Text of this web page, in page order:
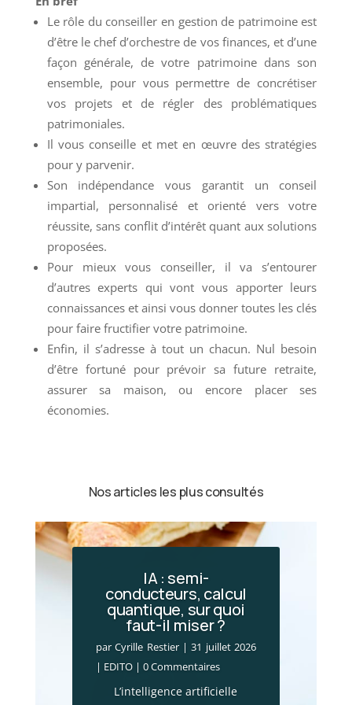
Le rôle du conseiller en gestion de patrimoine est
d’être le chef d’orchestre de vos finances, et d’une
façon générale, de votre patrimoine dans son
ensemble, pour vous permettre de concrétiser
vos projets et de régler des problématiques
patrimoniales.
Il vous conseille et met en œuvre des stratégies
pour y parvenir.
Son indépendance vous garantit un conseil
impartial, personnalisé et orienté vers votre
réussite, sans conflit d’intérêt quant aux solutions
proposées.
Pour mieux vous conseiller, il va s’entourer
d’autres experts qui vont vous apporter leurs
connaissances et ainsi vous donner toutes les clés
pour faire fructifier votre patrimoine.
Enfin, il s’adresse à tout un chacun. Nul besoin
d’être fortuné pour prévoir sa future retraite,
assurer sa maison, ou encore placer ses
économies.
Nos articles les plus consultés
IA : semi-
conducteurs, calcul
quantique, sur quoi
faut-il miser ?
parCyrille Restier|31 juillet 2026
| EDITO| 0 Commentaires
L’intelligence artificielle
Incendies en Gironde
: le choc économique
parCyrille Restier
28 juillet 2026
patrimoniales| 0 Commentaires